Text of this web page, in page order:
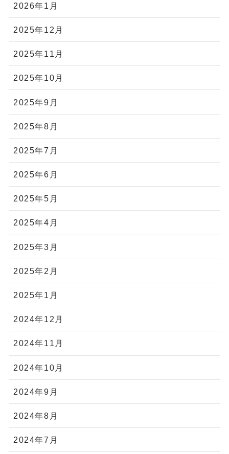
2026年1月
2025年12月
2025年11月
2025年10月
2025年9月
2025年8月
2025年7月
2025年6月
2025年5月
2025年4月
2025年3月
2025年2月
2025年1月
2024年12月
2024年11月
2024年10月
2024年9月
2024年8月
2024年7月